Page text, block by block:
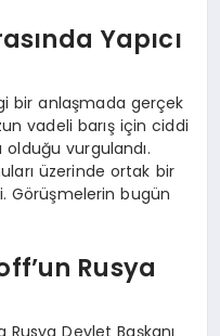
Yapıcı
bir anlaşmada gerçek
vadeli barış için ciddi
olduğu vurgulandı.
üzerinde ortak bir
Görüşmelerin bugün
Rusya
Devlet Başkanı